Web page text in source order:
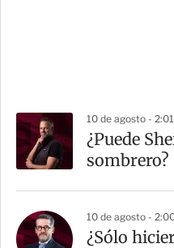
10 de agosto -
¿Puede
sombrero?
10 de agosto -
¿Sólo